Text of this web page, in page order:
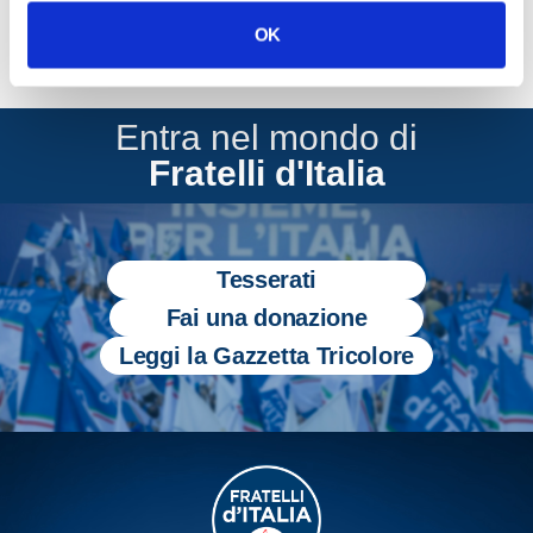
OK
Entra nel mondo di
Fratelli d'Italia
Tesserati
Fai una donazione
Leggi la Gazzetta Tricolore